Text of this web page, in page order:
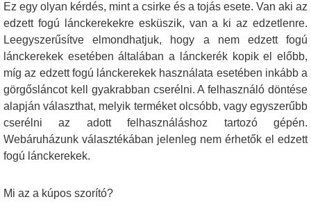
Ez egy olyan kérdés, mint a csirke és a tojás esete. Van aki az
edzett fogú lánckerekekre esküszik, van a ki az edzetlenre.
Leegyszerűsítve elmondhatjuk, hogy a nem edzett fogú
lánckerekek esetében általában a lánckerék kopik el előbb,
míg az edzett fogú lánckerekek használata esetében inkább a
görgősláncot kell gyakrabban cserélni. A felhasználó döntése
alapján választhat, melyik terméket olcsóbb, vagy egyszerűbb
cserélni az adott felhasználáshoz tartozó gépén.
Webáruházunk választékában jelenleg nem érhetők el edzett
fogú lánckerekek.
Mi az a kúpos szorító?